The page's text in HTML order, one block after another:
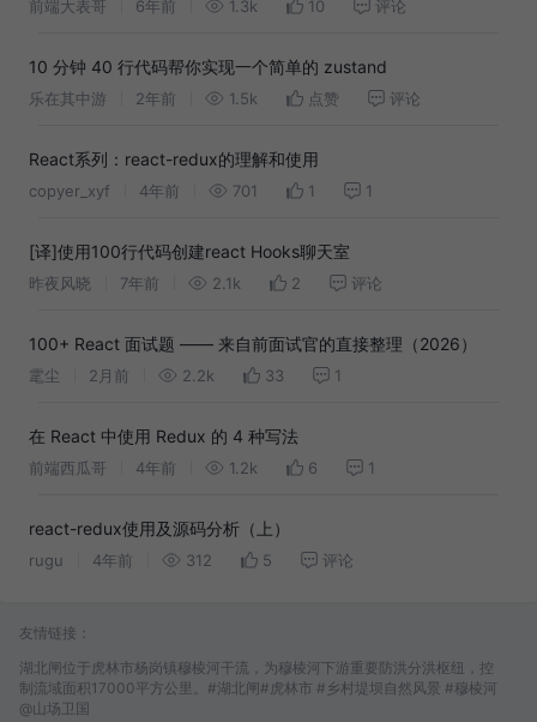
前端大表哥 6年前 1.3k 10 评论
10 分钟 40 行代码帮你实现一个简单的 zustand
乐在其中游 2年前 1.5k 点赞 评论
React系列：react-redux的理解和使用
copyer_xyf 4年前 701 1 1
[译]使用100行代码创建react Hooks聊天室
昨夜风晓 7年前 2.1k 2 评论
100+ React 面试题 —— 来自前面试官的直接整理（2026）
雮尘 2月前 2.2k 33 1
在 React 中使用 Redux 的 4 种写法
前端西瓜哥 4年前 1.2k 6 1
react-redux使用及源码分析（上）
rugu 4年前 312 5 评论
友情链接：
湖北闸位于虎林市杨岗镇穆棱河干流，为穆棱河下游重要防洪分洪枢纽，控
制流域面积17000平方公里。#湖北闸#虎林市 #乡村堤坝自然风景 #穆棱河
@山场卫国